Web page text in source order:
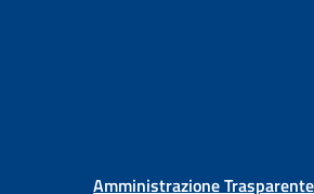
Amministrazione Trasparente